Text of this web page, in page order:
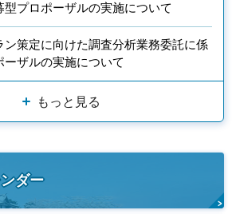
型プロポーザルの実施について
ン策定に向けた調査分析業務委託に係
ーザルの実施について
もっと見る
ダー